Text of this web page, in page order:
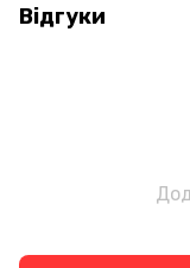
Відгуки